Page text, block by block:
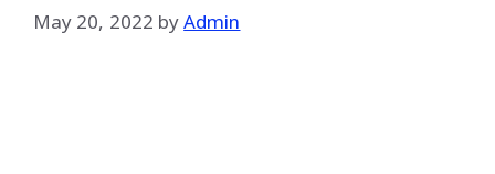
May 20, 2022 byAdmin